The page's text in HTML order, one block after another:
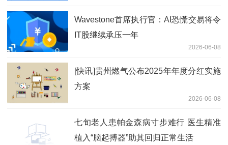
Wavestone首席执行官：AI恐慌交易将令
IT股继续承压一年
2026-06-08
[快讯]贵州燃气公布2025年年度分红实施
方案
2026-06-08
七旬老人患帕金森病寸步难行 医生精准
植入“脑起搏器”助其回归正常生活